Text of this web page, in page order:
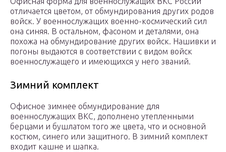
отличается цветом, от обмундирования других родов
войск. У военнослужащих военно-космический сил
она синяя. В остальном, фасоном и деталями, она
похожа на обмундирование других войск. Нашивки и
погоны выдаются в соответствии с видом войск
военнослужащего и имеющихся у него званий.
Зимний комплект
Офисное зимнее обмундирование для
военнослужащих ВКС, дополнено утепленными
берцами и бушлатом того же цвета, что и основной
костюм, синего или защитного. В зимний комплект
входит кашне и шапка.